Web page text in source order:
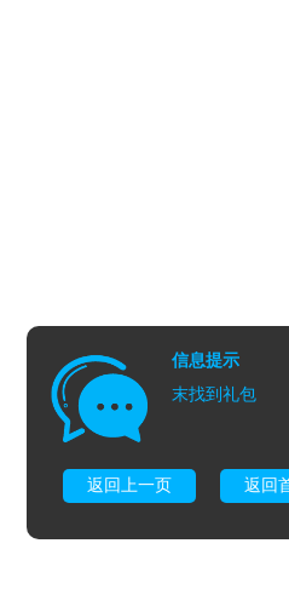
信息提示
末找到礼包
返回上一页 返回